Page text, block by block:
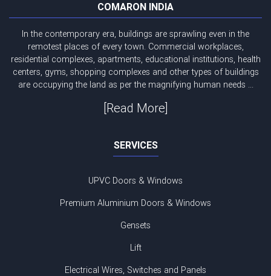
COMARON INDIA
In the contemporary era, buildings are sprawling even in the
remotest places of every town. Commercial workplaces,
residential complexes, apartments, educational institutions, health
centers, gyms, shopping complexes and other types of buildings
are occupying the land as per the magnifying human needs ...
[Read More]
SERVICES
UPVC Doors & Windows
Premium Aluminium Doors & Windows
Gensets
Lift
Electrical Wires, Switches and Panels